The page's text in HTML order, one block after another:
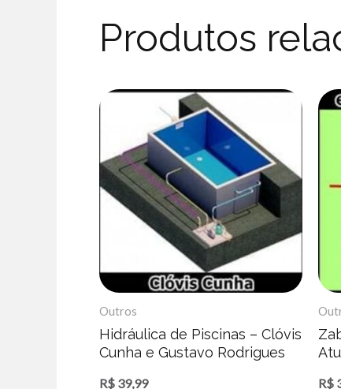
Produtos
Outros
Hidráulica de Piscinas – Clóvis
Cunha e Gustavo Rodrigues
R$ 39,99 R$